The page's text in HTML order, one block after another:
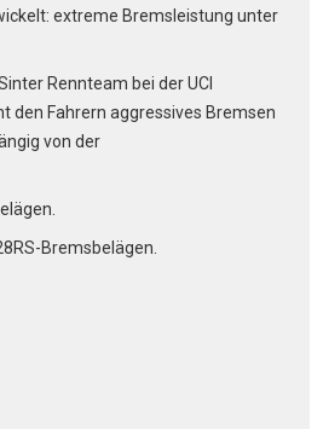
extreme Bremsleistung unter
Rennteam bei der UCI
den Fahrern aggressives Bremsen
von der
Bremsbelägen.